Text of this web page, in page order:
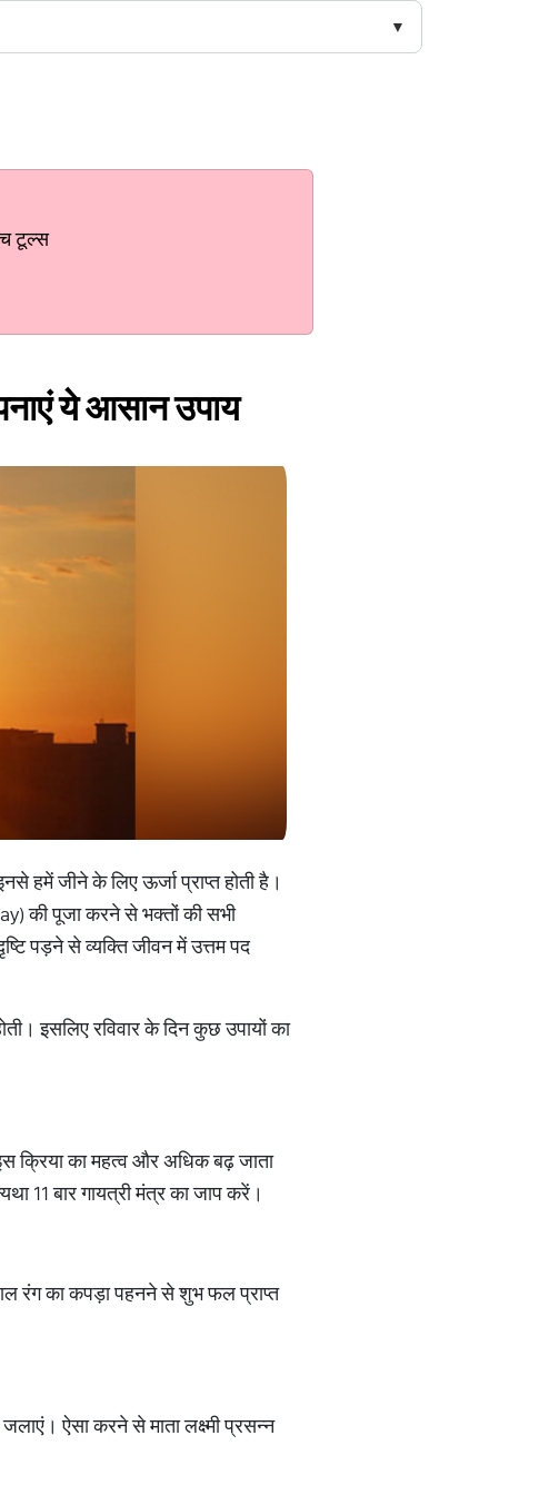
टूल्स
ये आसान उपाय
हमें जीने के लिए ऊर्जा प्राप्त होती है।
की पूजा करने से भक्तों की सभी
पड़ने से व्यक्ति जीवन में उत्तम पद
इसलिए रविवार के दिन कुछ उपायों का
क्रिया का महत्व और अधिक बढ़ जाता
11 बार गायत्री मंत्र का जाप करें।
रंग का कपड़ा पहनने से शुभ फल प्राप्त
जलाएं। ऐसा करने से माता लक्ष्मी प्रसन्न